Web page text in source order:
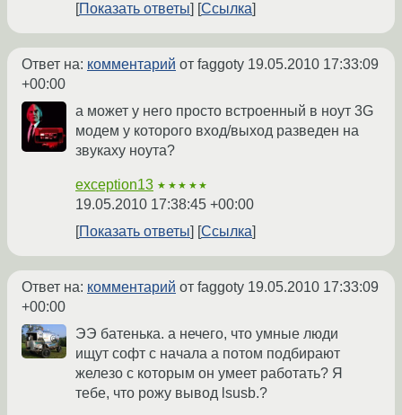
Показать ответы
Ссылка
Ответ на: комментарий от faggoty 19.05.2010 17:33:09
+00:00
а может у него просто встроенный в ноут 3G
модем у которого вход/выход разведен на
звукаху ноута?
exception13 ★★★★★
19.05.2010 17:38:45 +00:00
Показать ответы
Ссылка
Ответ на: комментарий от faggoty 19.05.2010 17:33:09
+00:00
ЭЭ батенька. а нечего, что умные люди
ищут софт с начала а потом подбирают
железо с которым он умеет работать? Я
тебе, что рожу вывод lsusb.?